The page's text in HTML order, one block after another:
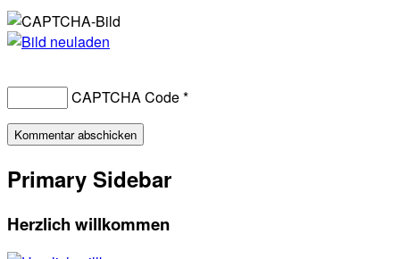
CAPTCHA Code*
Primary Sidebar
Herzlich willkommen